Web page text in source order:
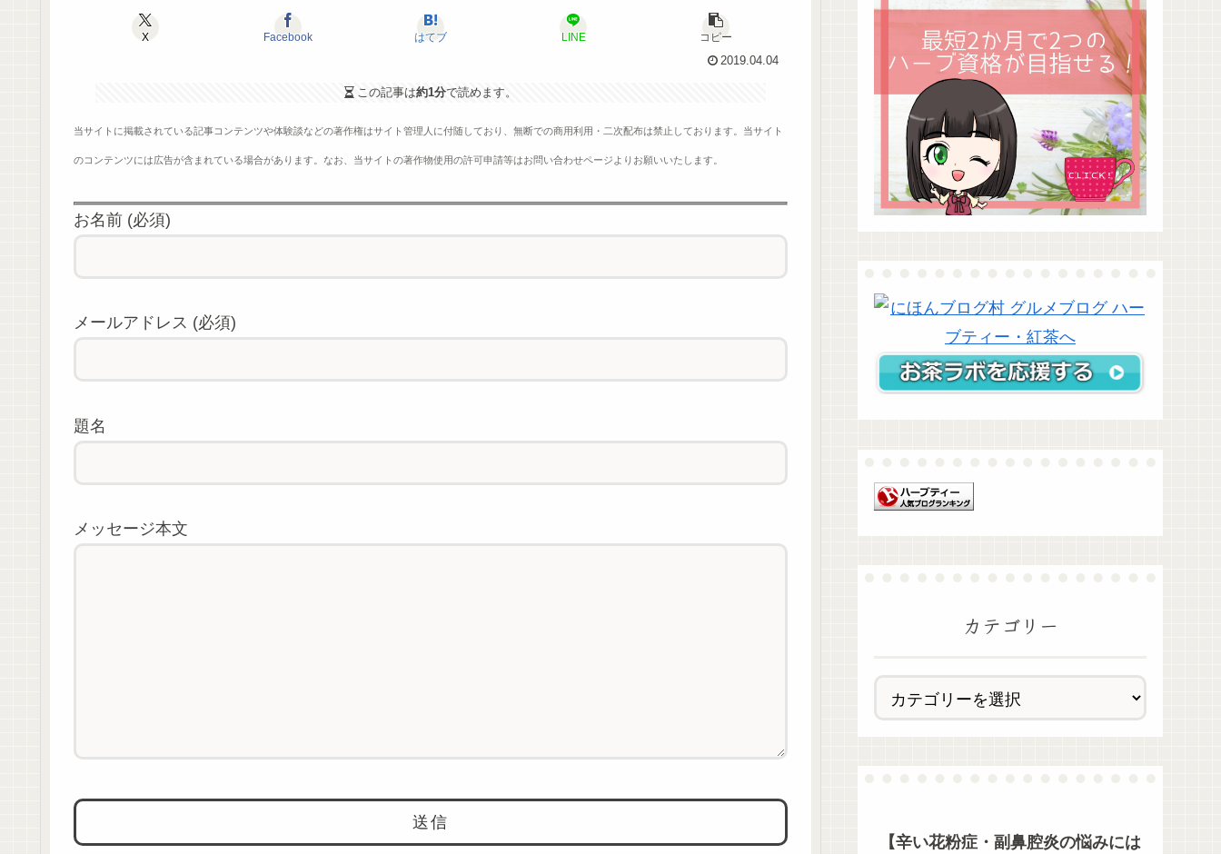
X Facebook はてブ LINE
コピー
2019.04.04
この記事は約1分で読めます。
当サイトに掲載されている記事コンテンツや体験談などの著作権はサイト管理人に付随しており、無断での商用利用・二次配布は禁止しております。当サイト
のコンテンツには広告が含まれている場合があります。なお、当サイトの著作物使用の許可申請等はお問い合わせページよりお願いいたします。
お名前 (必須)
メールアドレス (必須)
題名
メッセージ本文
カテゴリー
【辛い花粉症・副鼻腔炎の悩みには